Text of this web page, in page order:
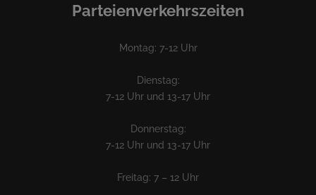
Parteienverkehrszeiten
Montag: 7-12 Uhr
Dienstag:
7-12 Uhr und 13-17 Uhr
Donnerstag:
7-12 Uhr und 13-17 Uhr
Freitag: 7 – 12 Uhr